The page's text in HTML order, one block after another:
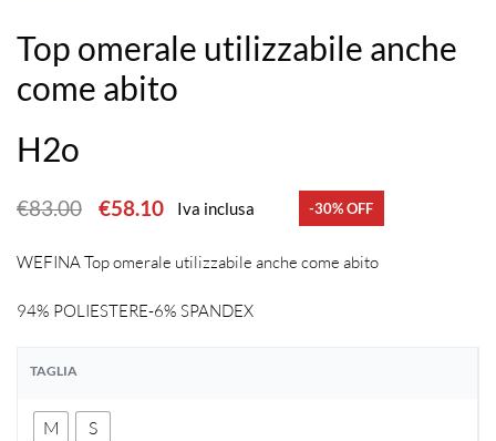
Top omerale utilizzabile anche
come abito
H2o
€83.00 €58.10 Iva inclusa -30% OFF
WEFINA Top omerale utilizzabile anche come abito
94% POLIESTERE-6% SPANDEX
TAGLIA
M S